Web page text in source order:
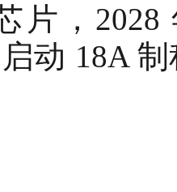
片，
启动 18A